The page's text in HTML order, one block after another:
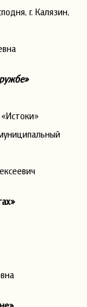
г. Калязин,